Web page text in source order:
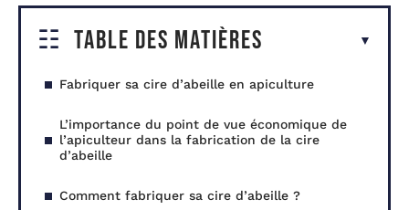
Table des matières
Fabriquer sa cire d’abeille en apiculture
L’importance du point de vue économique de
l’apiculteur dans la fabrication de la cire
d’abeille
Comment fabriquer sa cire d’abeille ?